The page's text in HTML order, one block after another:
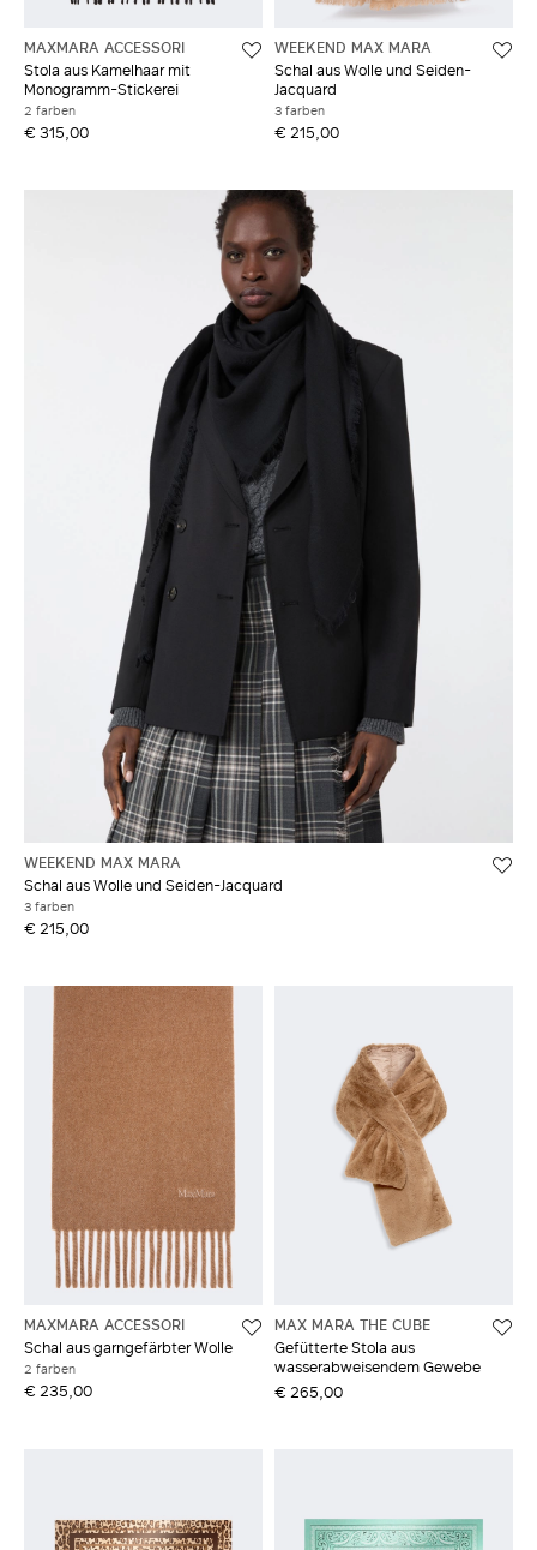
MAXMARA ACCESSORI
Stola aus Kamelhaar mit
Monogramm-Stickerei
2 farben
€ 315,00
WEEKEND MAX MARA
Schal aus Wolle und Seiden-
Jacquard
3 farben
€ 215,00
WEEKEND MAX MARA
Schal aus Wolle und Seiden-Jacquard
3 farben
€ 215,00
MAXMARA ACCESSORI
Schal aus garngefärbter Wolle
2 farben
€ 235,00
MAX MARA THE CUBE
Gefütterte Stola aus
wasserabweisendem Gewebe
€ 265,00